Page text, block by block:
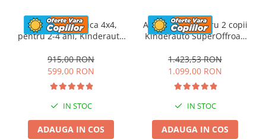
Masinuta electrica 4x4,
pentru 2-4 ani, Kinderauto
tapitat, culoare albastra
915,00 RON
599,00 RON
IN STOC
ADAUGA IN COS
ATV electric pentru 2 copii
Kinderauto SuperOffroad
albastru
1.423,53 RON
1.099,00 RON
IN STOC
ADAUGA IN COS